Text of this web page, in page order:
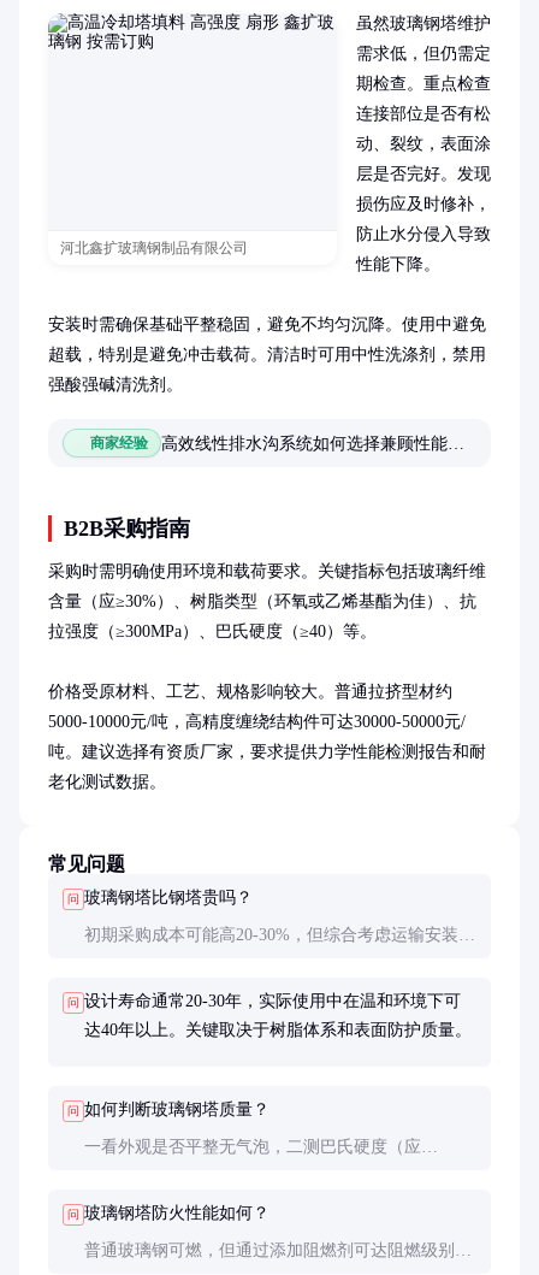
河北鑫扩玻璃钢制品有限公司
虽然玻璃钢塔维护
需求低，但仍需定
期检查。重点检查
连接部位是否有松
动、裂纹，表面涂
层是否完好。发现
损伤应及时修补，
防止水分侵入导致
性能下降。
安装时需确保基础平整稳固，避免不均匀沉降。使用中避免
超载，特别是避免冲击载荷。清洁时可用中性洗涤剂，禁用
强酸强碱清洗剂。
商家经验
B2B采购指南
采购时需明确使用环境和载荷要求。关键指标包括玻璃纤维
含量（应≥30%）、树脂类型（环氧或乙烯基酯为佳）、抗
拉强度（≥300MPa）、巴氏硬度（≥40）等。
价格受原材料、工艺、规格影响较大。普通拉挤型材约
5000-10000元/吨，高精度缠绕结构件可达30000-50000元/
吨。建议选择有资质厂家，要求提供力学性能检测报告和耐
老化测试数据。
常见问题
问 玻璃钢塔比钢塔贵吗？
初期采购成本可能高20-30%，但综合考虑运输安装费
问 设计寿命通常20-30年，实际使用中在温和环境下可
达40年以上。关键取决于树脂体系和表面防护质量。
问 如何判断玻璃钢塔质量？
一看外观是否平整无气泡，二测巴氏硬度（应
问 玻璃钢塔防火性能如何？
普通玻璃钢可燃，但通过添加阻燃剂可达阻燃级别